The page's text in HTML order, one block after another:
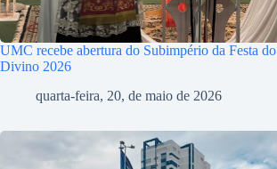
UMC recebe abertura do Subimpério da Festa do
Divino 2026
quarta-feira, 20, de maio de 2026